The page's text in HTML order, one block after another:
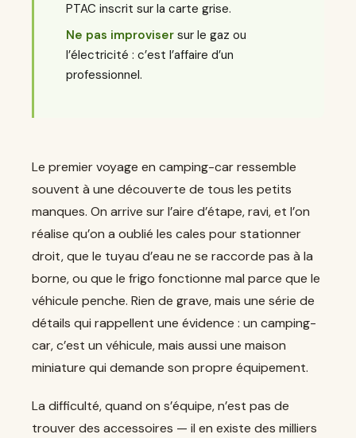
PTAC inscrit sur la carte grise.
Ne pas improviser sur le gaz ou
l’électricité : c’est l’affaire d’un
professionnel.
Le premier voyage en camping-car ressemble
souvent à une découverte de tous les petits
manques. On arrive sur l’aire d’étape, ravi, et l’on
réalise qu’on a oublié les cales pour stationner
droit, que le tuyau d’eau ne se raccorde pas à la
borne, ou que le frigo fonctionne mal parce que le
véhicule penche. Rien de grave, mais une série de
détails qui rappellent une évidence : un camping-
car, c’est un véhicule, mais aussi une maison
miniature qui demande son propre équipement.
La difficulté, quand on s’équipe, n’est pas de
trouver des accessoires — il en existe des milliers